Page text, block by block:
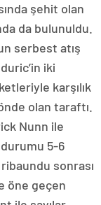
şehit olan
da bulunuldu.
serbest atış
iki
karşılık
olan taraftı.
Nunn ile
5-6
sonrası
öne geçen